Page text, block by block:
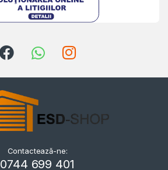
Kriszta
Typically replies within a day
Contactează-ne:
0744 699 401